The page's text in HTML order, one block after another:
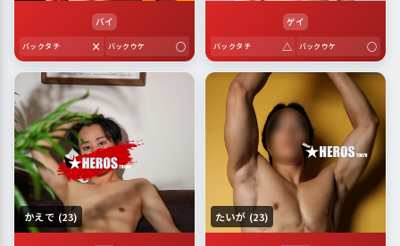
バイ
バックタチ × バックウケ ○
ゲイ
バックタチ △ バックウケ ○
かえで (23) たいが (23)